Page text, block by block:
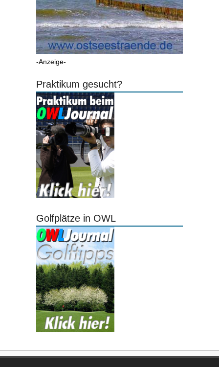
-Anzeige-
Praktikum gesucht?
Golfplätze in OWL